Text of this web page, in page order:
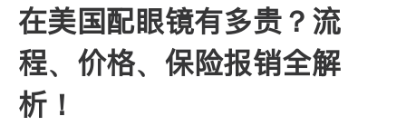
保险理财 房地产租售
建筑装修 教育
在美国配眼镜有多贵？流
程、价格、保险报销全解
析！